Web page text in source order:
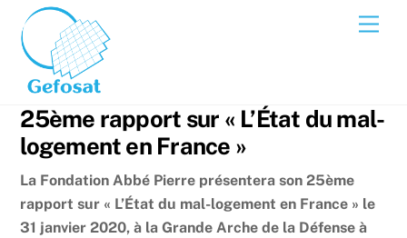
content
25ème rapport sur « L’État du mal-
logement en France »
La Fondation Abbé Pierre présentera son 25ème
rapport sur « L’État du mal-logement en France » le
31 janvier 2020, à la Grande Arche de la Défense à